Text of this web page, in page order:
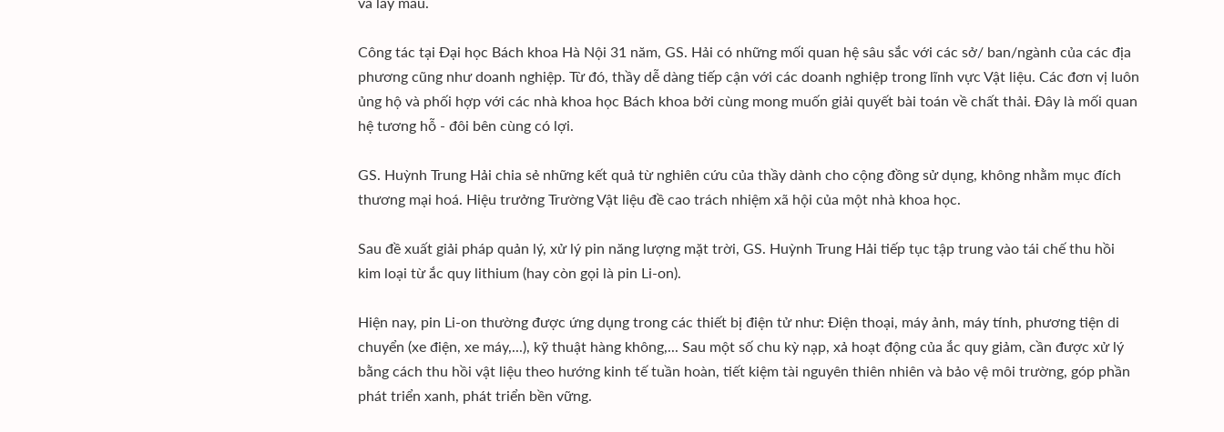
Công tác tại Đại học Bách khoa Hà Nội 31 năm, GS. Hải có những mối quan hệ sâu sắc với các sở/ ban/ngành của các địa
phương cũng như doanh nghiệp. Từ đó, thầy dễ dàng tiếp cận với các doanh nghiệp trong lĩnh vực Vật liệu. Các đơn vị luôn
ủng hộ và phối hợp với các nhà khoa học Bách khoa bởi cùng mong muốn giải quyết bài toán về chất thải. Đây là mối quan
hệ tương hỗ - đôi bên cùng có lợi.
GS. Huỳnh Trung Hải chia sẻ những kết quả từ nghiên cứu của thầy dành cho cộng đồng sử dụng, không nhằm mục đích
thương mại hoá. Hiệu trưởng Trường Vật liệu đề cao trách nhiệm xã hội của một nhà khoa học.
Sau đề xuất giải pháp quản lý, xử lý pin năng lượng mặt trời, GS. Huỳnh Trung Hải tiếp tục tập trung vào tái chế thu hồi
kim loại từ ắc quy lithium (hay còn gọi là pin Li-on).
Hiện nay, pin Li-on thường được ứng dụng trong các thiết bị điện tử như: Điện thoại, máy ảnh, máy tính, phương tiện di
chuyển (xe điện, xe máy,...), kỹ thuật hàng không,... Sau một số chu kỳ nạp, xả hoạt động của ắc quy giảm, cần được xử lý
bằng cách thu hồi vật liệu theo hướng kinh tế tuần hoàn, tiết kiệm tài nguyên thiên nhiên và bảo vệ môi trường, góp phần
phát triển xanh, phát triển bền vững.